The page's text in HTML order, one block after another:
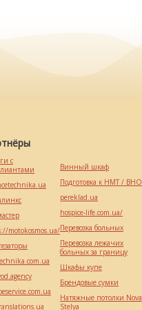
с
motokosmos.ua/
Винный шкаф
Подготовка к НМТ / ВНО
pereklad.ua
hospice-life.com.ua/
Перевозка больных
Перевозка лежачих
больных за границу
Шкафы купе
Брендовые сумки
Натяжные потолки Nova
Stelya